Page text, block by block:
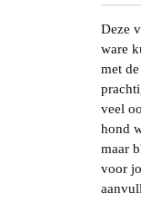
Deze
ware
met
veel
hond
maar
voor